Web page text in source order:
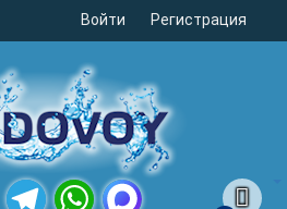
Войти Регистрация